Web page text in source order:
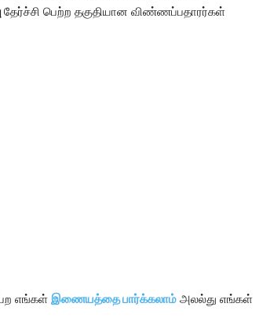
தேர்ச்சி பெற்ற தகுதியான விண்ணப்பதாரர்கள்
எங்கள் இணையத்தை பார்க்கலாம் அலல்து எங்கள்